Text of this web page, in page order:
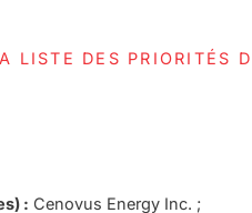
LISTE DES PRIORITÉS
: Cenovus Energy Inc. ;